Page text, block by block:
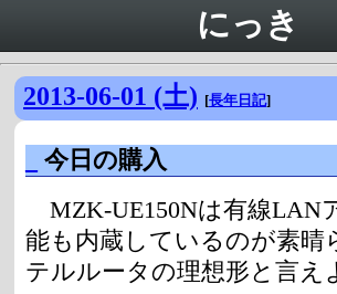
にっき
2013-06-01 (土) [長年日記]
今日の購入
MZK-UE150Nは有線LAN
能も内蔵しているのが素晴
テルルータの理想形と言え